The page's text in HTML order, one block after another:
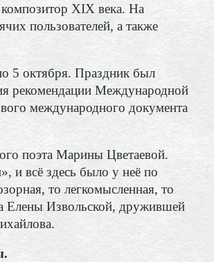
XIX века. На
пользователей, а также
5 октября. Праздник был
рекомендации Международной
международного документа
поэта Марины Цветаевой.
и всё здесь было у неё по
то легкомысленная, то
Елены Извольской, дружившей